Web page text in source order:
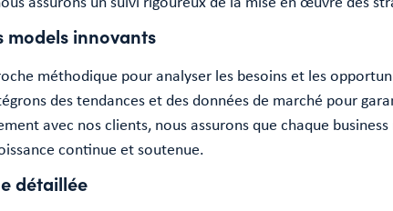
models innovants
méthodique pour analyser les besoins et les
des tendances et des données de marché pour
avec nos clients, nous assurons que chaque
continue et soutenue.
détaillée